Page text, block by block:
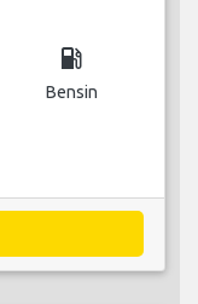
local_gas_station
Bensin